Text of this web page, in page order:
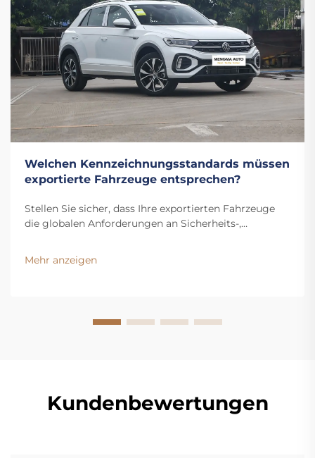
Welchen Kennzeichnungsstandards müssen
exportierte Fahrzeuge entsprechen?
Stellen Sie sicher, dass Ihre exportierten Fahrzeuge
die globalen Anforderungen an Sicherheits-,
erfüllen. Vermeiden Sie kostspielige Verzögerungen –
laden Sie jetzt die vollständige Checkliste zur
Mehr anzeigen
Kundenbewertungen